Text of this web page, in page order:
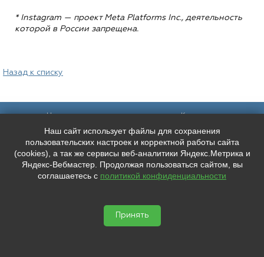
* Instagram — проект Meta Platforms Inc., деятельность
которой в России запрещена.
Назад к списку
ООО "ЛУЧШЕЕ ЛИЦО"
Наш адрес:
Санкт-Петербург,
Каменноостровский пр. 61/2, вход в
арку со стороны улицы Чапыгина
Режим работы: пн - пт: 10:00 - 18:00
Контакты:
+7 (921) 9606133
+7 (991) 0165010
mederispb@yandex.ru
Мы в социальных сетях:
Наш сайт использует файлы для сохранения
пользовательских настроек и корректной работы сайта
(cookies), а так же сервисы веб-аналитики Яндекс.Метрика и
Яндекс-Вебмастер. Продолжая пользоваться сайтом, вы
соглашаетесь с политикой конфиденциальности
Принять